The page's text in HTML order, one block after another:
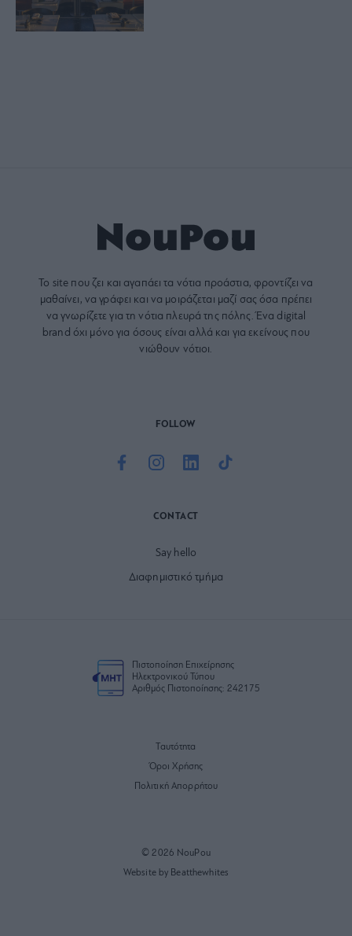
Το site που ζει και αγαπάει τα νότια προάστια, φροντίζει να
μαθαίνει, να γράφει και να μοιράζεται μαζί σας όσα πρέπει
να γνωρίζετε για τη νότια πλευρά της πόλης. Ένα digital
brand όχι μόνο για όσους είναι αλλά και για εκείνους που
νιώθουν νότιοι.
FOLLOW
CONTACT
Say hello
Διαφημιστικό τμήμα
Πιστοποίηση Επιχείρησης
Ηλεκτρονικού Τύπου
Αριθμός Πιστοποίησης: 242175
Ταυτότητα
Όροι Χρήσης
Πολιτική Απορρήτου
© 2026 NouPou
Website by Beatthewhites